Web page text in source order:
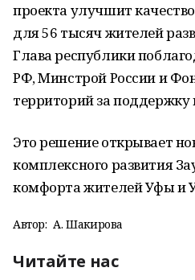
проекта улучшит
для 56 тысяч жителей
Глава республики
РФ, Минстрой России и
территорий за
Это решение открывает
комплексного развития
комфорта жителей Уфы и
Автор: А. Шакирова
Читайте нас